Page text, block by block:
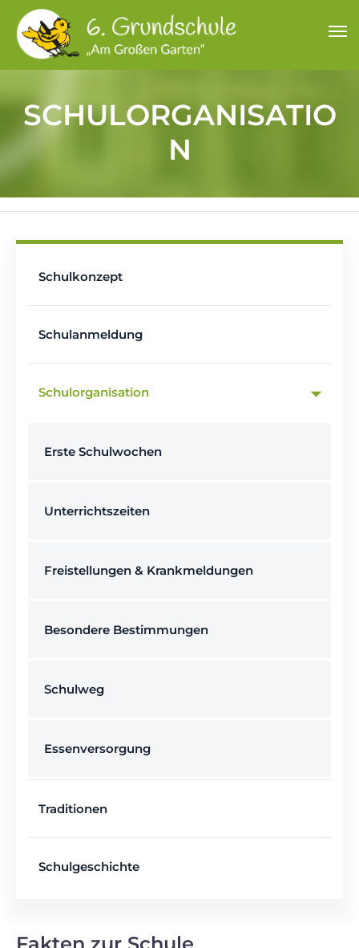
SCHULORGANISATIO
N
Schulkonzept
Schulanmeldung
Schulorganisation
Erste Schulwochen
Unterrichtszeiten
Freistellungen & Krankmeldungen
Besondere Bestimmungen
Schulweg
Essenversorgung
Traditionen
Schulgeschichte